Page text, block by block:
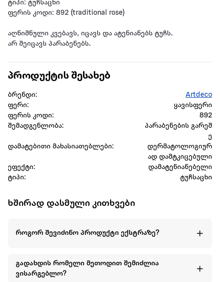
ტიპი: ტუჩსაცხი
ფერის კოდი: 892 (traditional rose)
აღნიშნული კვებავს, იცავს და ატენიანებს ტუჩს.
არ შეიცავს პარაბენებს.
პროდუქტის შესახებ
ბრენდი:
Artdeco
ფერი:
ყავისფერი
ფერის კოდი:
892
შემადგენლობა:
პარაბენების გარეშ
ე
დამატებითი მახასიათებლები:
დერმატოლოგიურ
ად დამტკიცებული
ეფექტი:
დამატენიანებელი
ტიპი:
ტუჩსაცხი
ხშირად დასმული კითხვები
როგორ შევიძინო პროდუქტი ექსტრაზე?
გადახდის რომელი მეთოდით შემიძლია
ვისარგებლო?